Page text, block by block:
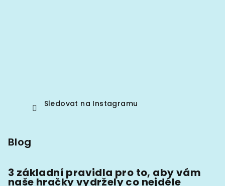
Sledovat na Instagramu
Blog
3 základní pravidla pro to, aby vám
naše hračky vydržely co nejdéle